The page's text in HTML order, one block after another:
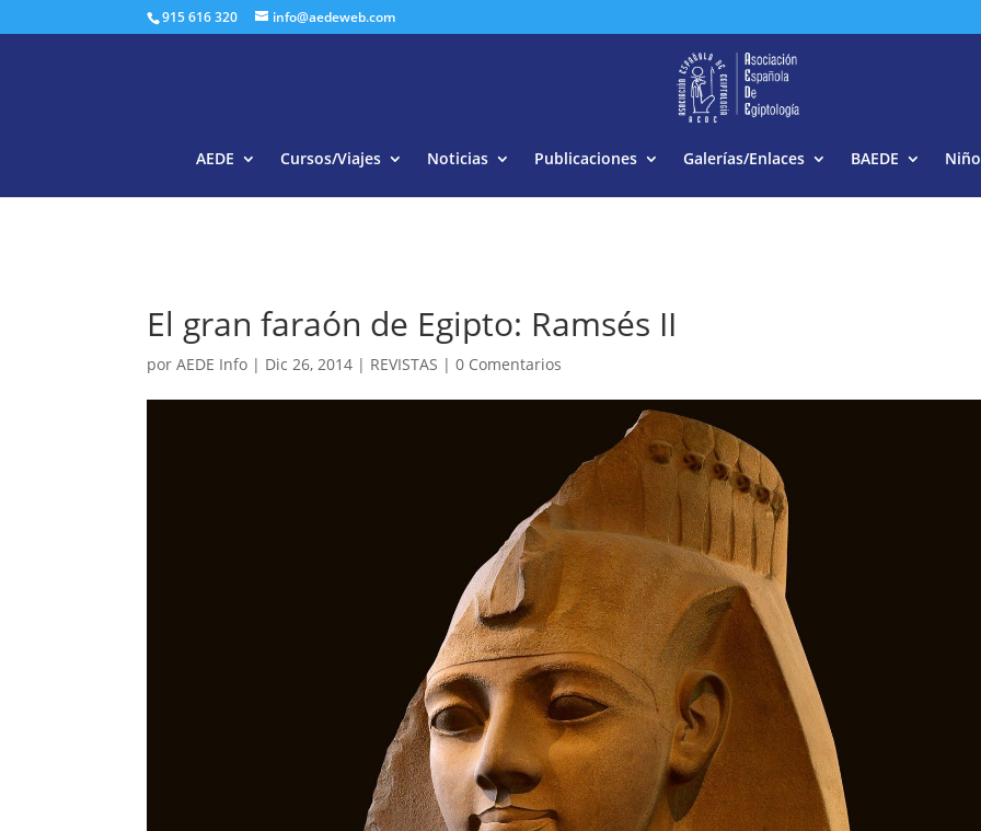
915 616 320 info@aedeweb.com
AEDE Cursos/Viajes Noticias Publicaciones Galerías/Enlaces BAEDE
El gran faraón de Egipto: Ramsés II
porAEDE Info | Dic 26, 2014 | REVISTAS |0 Comentarios